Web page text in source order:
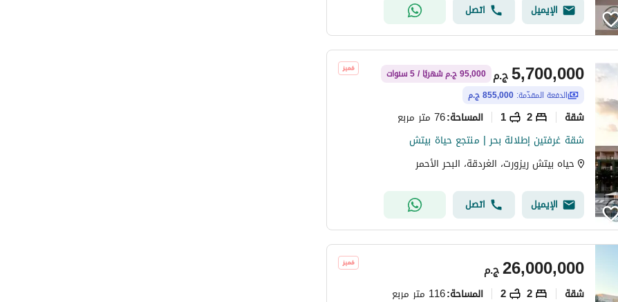
الإيميل اتصل
ج.م5,700,000
95,000 ج.م شهريًا / 5 سنوات
الدفعة المقدّمة: 855,000 ج.م
شقة 2
1 المساحة:76 متر مربع
شقة غرفتين إطلالة بحر | منتجع حياة بيتش
حياه بيتش ريزورت، الغردقة، البحر الأحمر
الإيميل اتصل
ج.م26,000,000
شقة 2
2 المساحة:116 متر مربع